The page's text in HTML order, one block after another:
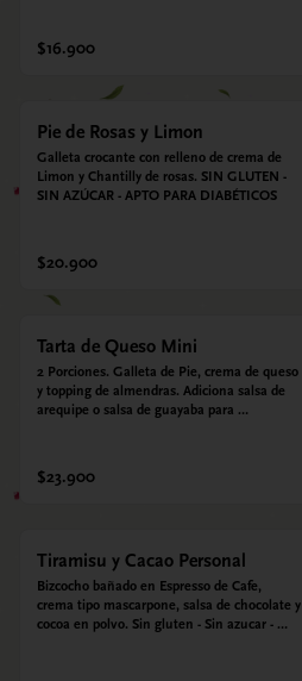
envuelve todos los sabores.
$16.900
Pie de Rosas y Limon
Galleta crocante con relleno de crema de
Limon y Chantilly de rosas. SIN GLUTEN -
SIN AZÚCAR - APTO PARA DIABÉTICOS
$20.900
Tarta de Queso Mini
2 Porciones. Galleta de Pie, crema de queso
y topping de almendras. Adiciona salsa de
arequipe o salsa de guayaba para
$23.900
Tiramisu y Cacao Personal
Bizcocho bañado en Espresso de Cafe,
crema tipo mascarpone, salsa de chocolate y
cocoa en polvo. Sin gluten - Sin azucar -